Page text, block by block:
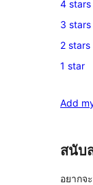
5-
star
review
0
4-
star
reviews
4 stars
0
3-
star
3 stars
0
2-
reviews
2 stars
0
star
1 star
Add
สนับ
อยากจ